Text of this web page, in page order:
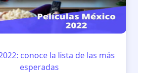
conoce la lista de las más
esperadas